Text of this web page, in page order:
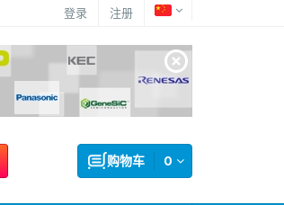
登录 注册
0
购物车